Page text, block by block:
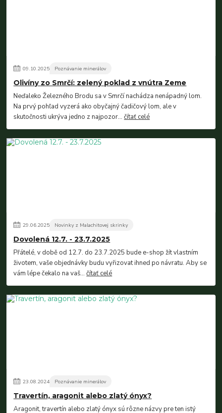
09.10.2025 Poznávanie minerálov
Olivíny zo Smrčí: zelený poklad z vnútra Zeme
Neďaleko Železného Brodu sa v Smrčí nachádza nenápadný lom.
Na prvý pohľad vyzerá ako obyčajný čadičový lom, ale v
skutočnosti ukrýva jedno z najpozor...čítať celé
29.06.2025 Novinky z Malachitovej skrinky
Dovolená 12.7. - 23.7.2025
Přátelé, v době od 12.7. do 23.7.2025 bude e-shop žít vlastním
životem, vaše objednávky budu vyřizovat ihned po návratu. Aby se
vám lépe čekalo na vaš...čítať celé
23.08.2024 Poznávanie minerálov
Travertín, aragonit alebo zlatý ónyx?
Aragonit, travertín alebo zlatý ónyx sú rôzne názvy pre ten istý